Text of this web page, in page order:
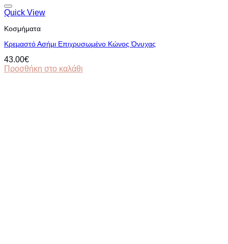
Quick View
Κοσμήματα
Κρεμαστό Ασήμι Επιχρυσωμένο Κώνος Όνυχας
43.00€
Προσθήκη στο καλάθι